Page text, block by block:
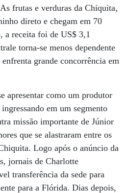
As frutas e verduras da Chiquita,
direto e chegam em 70
a receita foi de US$ 3,1
torna-se menos dependente
grande concorrência em
apresentar como um produtor
em um segmento
missão importante de Júnior
que se alastraram entre os
Logo após o anúncio da
jornais de Charlotte
transferência da sede para
para a Flórida. Dias depois,